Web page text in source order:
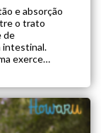
e absorção
o trato
de
intestinal.
exerce